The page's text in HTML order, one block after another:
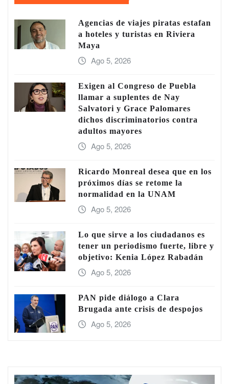
Agencias de viajes piratas estafan
a hoteles y turistas en Riviera
Maya
Ago 5, 2026
Exigen al Congreso de Puebla
llamar a suplentes de Nay
Salvatori y Grace Palomares
dichos discriminatorios contra
adultos mayores
Ago 5, 2026
Ricardo Monreal desea que en los
próximos días se retome la
normalidad en la UNAM
Ago 5, 2026
Lo que sirve a los ciudadanos es
tener un periodismo fuerte, libre y
objetivo: Kenia López Rabadán
Ago 5, 2026
PAN pide diálogo a Clara
Brugada ante crisis de despojos
Ago 5, 2026